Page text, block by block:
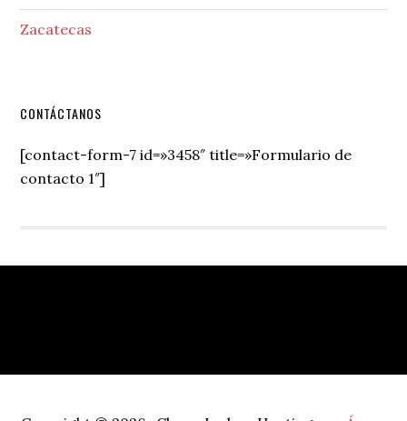
Zacatecas
Secondary
Sidebar
CONTÁCTANOS
[contact-form-7 id=»3458″ title=»Formulario de
contacto 1″]